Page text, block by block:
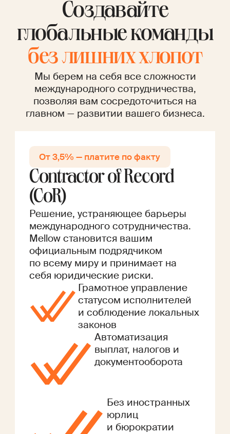
Создавайте
глобальные команды
без лишних хлопот
Мы берем на себя все сложности
международного сотрудничества,
позволяя вам сосредоточиться на
главном — развитии вашего бизнеса.
Contractor of Record
(CoR)
Решение, устраняющее барьеры
международного сотрудничества.
Mellow становится вашим
официальным подрядчиком
по всему миру и принимает на
себя юридические риски.
Грамотное управление
статусом исполнителей
и соблюдение локальных
законов
Автоматизация
выплат, налогов и
документооборота
Без иностранных
юрлиц
и бюрократии
От 3,5% — платите по факту